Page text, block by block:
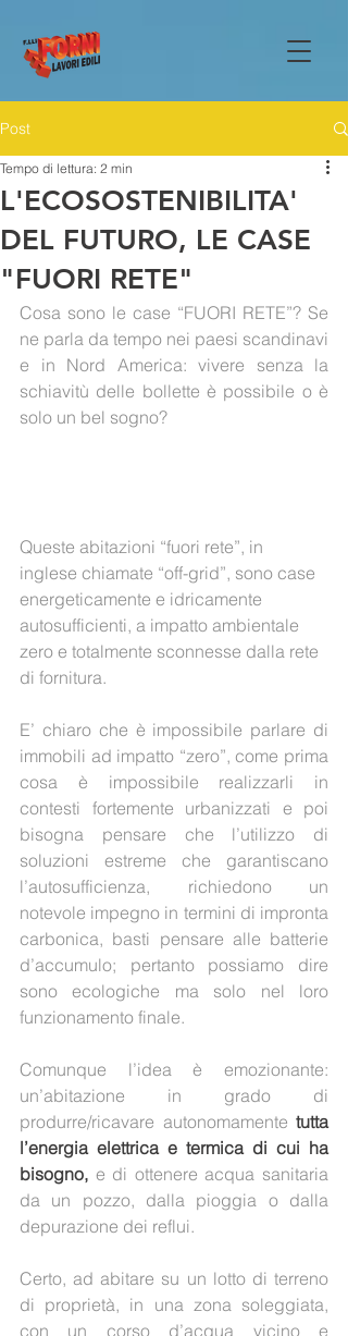
Post
L'ECOSOSTENIBILITA'
DEL FUTURO, LE CASE
"FUORI RETE"
Tempo di lettura: 2 min
Cosa sono le case “FUORI RETE”? Se
ne parla da tempo nei paesi scandinavi
e in Nord America: vivere senza la
schiavitù delle bollette è possibile o è
solo un bel sogno?
Queste abitazioni “fuori rete”, in
inglese chiamate “off-grid”, sono case
energeticamente e idricamente
autosufficienti, a impatto ambientale
zero e totalmente sconnesse dalla rete
di fornitura.
E’ chiaro che è impossibile parlare di
immobili ad impatto “zero”, come prima
cosa è impossibile realizzarli in
contesti fortemente urbanizzati e poi
bisogna pensare che l’utilizzo di
soluzioni estreme che garantiscano
l’autosufficienza, richiedono un
notevole impegno in termini di impronta
carbonica, basti pensare alle batterie
d’accumulo; pertanto possiamo dire
sono ecologiche ma solo nel loro
funzionamento finale.
Comunque l’idea è emozionante:
un’abitazione in grado di
produrre/ricavare autonomamente tutta
l’energia elettrica e termica di cui ha
bisogno, e di ottenere acqua sanitaria
da un pozzo, dalla pioggia o dalla
depurazione dei reflui.
Certo, ad abitare su un lotto di terreno
di proprietà, in una zona soleggiata,
con un corso d’acqua vicino e